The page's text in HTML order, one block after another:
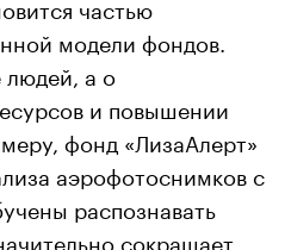
частью
модели фондов.
людей, а о
и повышении
фонд «ЛизаАлерт»
аэрофотоснимков с
распознавать
сокращает